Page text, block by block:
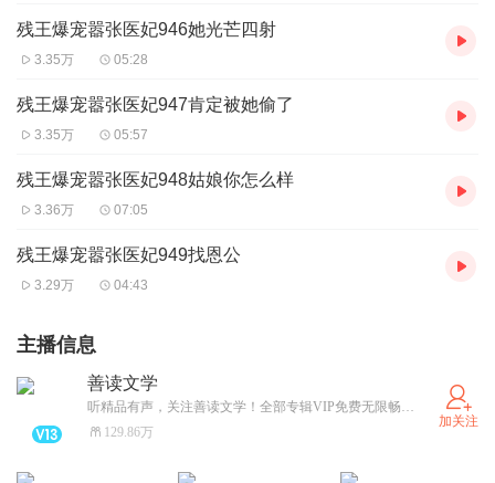
残王爆宠嚣张医妃946她光芒四射
3.35万 05:28
残王爆宠嚣张医妃947肯定被她偷了
3.35万 05:57
残王爆宠嚣张医妃948姑娘你怎么样
3.36万 07:05
残王爆宠嚣张医妃949找恩公
3.29万 04:43
主播信息
善读文学
听精品有声，关注善读文学！全部专辑VIP免费无限畅听！
129.86万
加关注